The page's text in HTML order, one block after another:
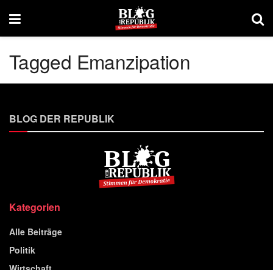
Tagged Emanzipation
BLOG DER REPUBLIK
Kategorien
Alle Beiträge
Politik